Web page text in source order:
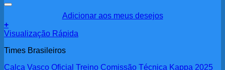
Adicionar aos meus desejos
+
Visualização Rápida
Times Brasileiros
Calça Vasco Oficial Treino Comissão Técnica Kappa 2025